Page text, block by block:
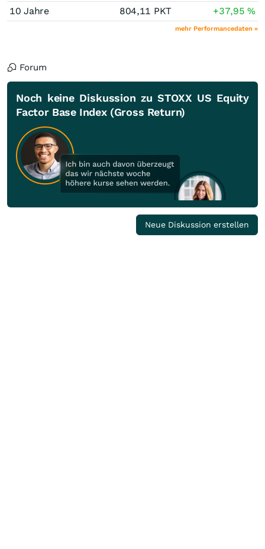
10 Jahre
804,11 PKT +37,95%
mehr Performancedaten »
Forum
Noch keine Diskussion zu STOXX US Equity
Factor Base Index (Gross Return)
Neue Diskussion erstellen